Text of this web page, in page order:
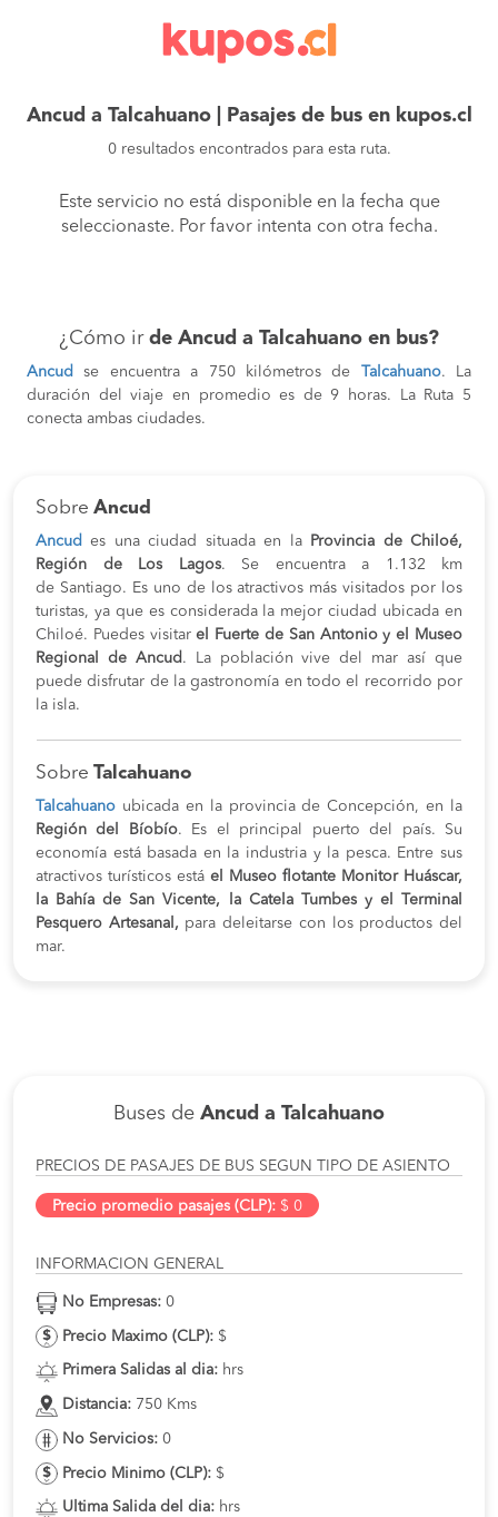
Ancud a Talcahuano | Pasajes de bus en kupos.cl
0 resultados encontrados para esta ruta.
Este servicio no está disponible en la fecha que
seleccionaste. Por favor intenta con otra fecha.
¿Cómo ir de Ancud a Talcahuano en bus?
Ancud se encuentra a 750 kilómetros de Talcahuano. La
duración del viaje en promedio es de 9 horas. La Ruta 5
conecta ambas ciudades.
Sobre Ancud
Ancud es una ciudad situada en laProvincia de Chiloé,
Región de Los Lagos. Se encuentra a 1.132 km
de Santiago. Es uno de los atractivos más visitados por los
turistas, ya que es considerada la mejor ciudad ubicada en
Chiloé. Puedes visitarel Fuerte de San Antonio y el Museo
Regional de Ancud . La población vive del mar así que
puede disfrutar de la gastronomía en todo el recorrido por
la isla.
Sobre Talcahuano
Talcahuano ubicada en la provincia de Concepción, en la
Región del Bíobío. Es el principal puerto del país. Su
economía está basada en la industria y la pesca. Entre sus
atractivos turísticos está el Museo flotante Monitor Huáscar,
la Bahía de San Vicente, la Catela Tumbes y el Terminal
Pesquero Artesanal, para deleitarse con los productos del
mar.
Buses de Ancud a Talcahuano
PRECIOS DE PASAJES DE BUS SEGUN TIPO DE ASIENTO
Precio promedio pasajes (CLP): $ 0
INFORMACION GENERAL
No Empresas: 0
Precio Maximo (CLP): $
Primera Salidas al dia: hrs
Distancia: 750 Kms
No Servicios: 0
Precio Minimo (CLP): $
Ultima Salida del dia: hrs